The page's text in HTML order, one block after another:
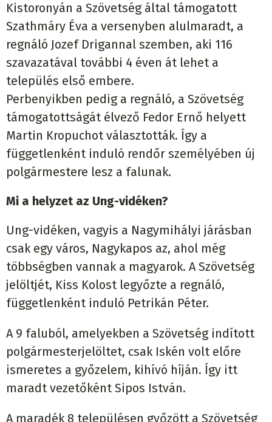
Kistoronyán a Szövetség által támogatott
Szathmáry Éva a versenyben alulmaradt, a
regnáló Jozef Drigannal szemben, aki 116
szavazatával további 4 éven át lehet a
település első embere.
Perbenyikben pedig a regnáló, a Szövetség
támogatottságát élvező Fedor Ernő helyett
Martin Kropuchot választották. Így a
függetlenként induló rendőr személyében új
polgármestere lesz a falunak.
Mi a helyzet az Ung-vidéken?
Ung-vidéken, vagyis a Nagymihályi járásban
csak egy város, Nagykapos az, ahol még
többségben vannak a magyarok. A Szövetség
jelöltjét, Kiss Kolost legyőzte a regnáló,
függetlenként induló Petrikán Péter.
A 9 faluból, amelyekben a Szövetség indított
polgármesterjelöltet, csak Iskén volt előre
ismeretes a győzelem, kihívó híján. Így itt
maradt vezetőként Sipos István.
A maradék 8 településen győzött a Szövetség